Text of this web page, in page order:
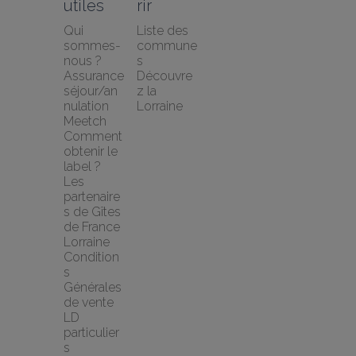
utiles
Qui
sommes-
nous ?
Assurance
séjour/an
nulation
Meetch
Comment
obtenir le
label ?
Les
partenaire
s de Gîtes
de France
Lorraine
Condition
s
Générales
de vente
LD
particulier
s
rir
Liste des
commune
s
Découvre
z la
Lorraine